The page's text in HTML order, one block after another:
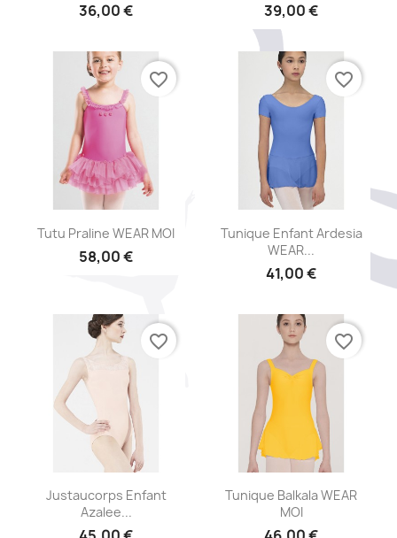
36,00 € 39,00 €
 Aperçu rapide
Tutu Praline WEAR MOI
58,00 €
favorite_border
Aperçu rapide
+1
Tunique Enfant Ardesia
WEAR...
41,00 €
favorite_border
Aperçu rapide
Justaucorps Enfant
Azalee...
favorite_border
Aperçu rapide
Tunique Balkala WEAR
MOI
favorite_border